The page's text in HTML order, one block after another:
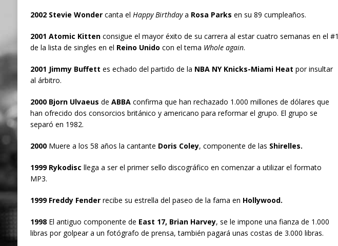
2002 Stevie Wondercanta el Happy Birthdaya Rosa Parks en su 89 cumpleaños.
2001 Atomic Kittenconsigue el mayor éxito de su carrera al estar cuatro semanas en el #1
de la lista de singles en el Reino Unido con el tema Whole again.
2001 Jimmy Buffett es echado del partido de la NBA NY Knicks-Miami Heat por insultar
al árbitro.
2000 Bjorn Ulvaeus de ABBAconfirma que han rechazado 1.000 millones de dólares que
han ofrecido dos consorcios británico y americano para reformar el grupo. El grupo se
separó en 1982.
2000Muere a los 58 años la cantante Doris Coley, componente de las Shirelles.
1999 Rykodisc llega a ser el primer sello discográfico en comenzar a utilizar el formato
MP3.
1999 Freddy Fenderrecibe su estrella del paseo de la fama en Hollywood.
1998El antiguo componente de East 17, Brian Harvey, se le impone una fianza de 1.000
libras por golpear a un fotógrafo de prensa, también pagará unas costas de 3.000 libras.